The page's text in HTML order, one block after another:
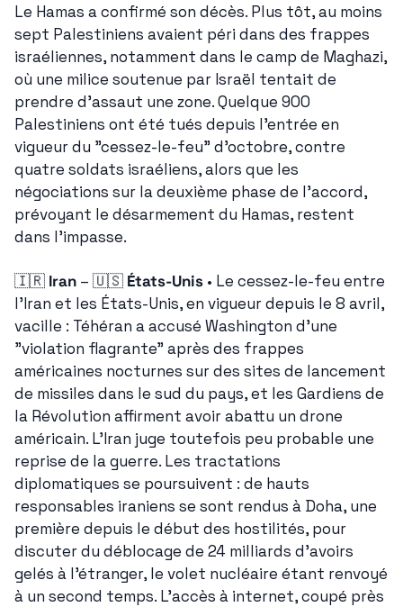
Le Hamas a confirmé son décès. Plus tôt, au moins
sept Palestiniens avaient péri dans des frappes
israéliennes, notamment dans le camp de Maghazi,
où une milice soutenue par Israël tentait de
prendre d'assaut une zone. Quelque 900
Palestiniens ont été tués depuis l'entrée en
vigueur du "cessez-le-feu" d'octobre, contre
quatre soldats israéliens, alors que les
négociations sur la deuxième phase de l'accord,
prévoyant le désarmement du Hamas, restent
dans l'impasse.
🇮🇷 Iran – 🇺🇸 États-Unis • Le cessez-le-feu entre
l'Iran et les États-Unis, en vigueur depuis le 8 avril,
vacille : Téhéran a accusé Washington d'une
"violation flagrante" après des frappes
américaines nocturnes sur des sites de lancement
de missiles dans le sud du pays, et les Gardiens de
la Révolution affirment avoir abattu un drone
américain. L'Iran juge toutefois peu probable une
reprise de la guerre. Les tractations
diplomatiques se poursuivent : de hauts
responsables iraniens se sont rendus à Doha, une
première depuis le début des hostilités, pour
discuter du déblocage de 24 milliards d'avoirs
gelés à l'étranger, le volet nucléaire étant renvoyé
à un second temps. L'accès à internet, coupé près